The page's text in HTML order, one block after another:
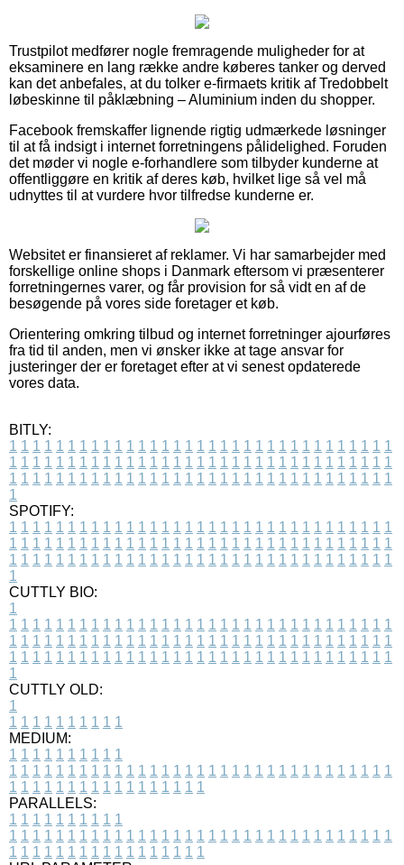
Trustpilot medfører nogle fremragende muligheder for at
eksaminere en lang række andre køberes tanker og derved
kan det anbefales, at du tolker e-firmaets kritik af Tredobbelt
løbeskinne til påklæbning – Aluminium inden du shopper.
Facebook fremskaffer lignende rigtig udmærkede løsninger
til at få indsigt i internet forretningens pålidelighed. Foruden
det møder vi nogle e-forhandlere som tilbyder kunderne at
offentliggøre en kritik af deres køb, hvilket lige så vel må
udnyttes til at vurdere hvor tilfredse kunderne er.
Websitet er finansieret af reklamer. Vi har samarbejder med
forskellige online shops i Danmark eftersom vi præsenterer
forretningernes varer, og får provision for så vidt en af de
besøgende på vores side foretager et køb.
Orientering omkring tilbud og internet forretninger ajourføres
fra tid til anden, men vi ønsker ikke at tage ansvar for
justeringer der er foretaget efter at vi senest opdaterede
vores data.
BITLY:
1 1 1 1 1 1 1 1 1 1 1 1 1 1 1 1 1 1 1 1 1 1 1 1 1 1 1 1 1 1 1 1 1
1 1 1 1 1 1 1 1 1 1 1 1 1 1 1 1 1 1 1 1 1 1 1 1 1 1 1 1 1 1 1 1 1
1 1 1 1 1 1 1 1 1 1 1 1 1 1 1 1 1 1 1 1 1 1 1 1 1 1 1 1 1 1 1 1 1
1
SPOTIFY:
1 1 1 1 1 1 1 1 1 1 1 1 1 1 1 1 1 1 1 1 1 1 1 1 1 1 1 1 1 1 1 1 1
1 1 1 1 1 1 1 1 1 1 1 1 1 1 1 1 1 1 1 1 1 1 1 1 1 1 1 1 1 1 1 1 1
1 1 1 1 1 1 1 1 1 1 1 1 1 1 1 1 1 1 1 1 1 1 1 1 1 1 1 1 1 1 1 1 1
1
CUTTLY BIO:
1
1 1 1 1 1 1 1 1 1 1 1 1 1 1 1 1 1 1 1 1 1 1 1 1 1 1 1 1 1 1 1 1 1
1 1 1 1 1 1 1 1 1 1 1 1 1 1 1 1 1 1 1 1 1 1 1 1 1 1 1 1 1 1 1 1 1
1 1 1 1 1 1 1 1 1 1 1 1 1 1 1 1 1 1 1 1 1 1 1 1 1 1 1 1 1 1 1 1 1
1
CUTTLY OLD:
1
1 1 1 1 1 1 1 1 1 1
MEDIUM:
1 1 1 1 1 1 1 1 1 1
1 1 1 1 1 1 1 1 1 1 1 1 1 1 1 1 1 1 1 1 1 1 1 1 1 1 1 1 1 1 1 1 1
1 1 1 1 1 1 1 1 1 1 1 1 1 1 1 1 1
PARALLELS:
1 1 1 1 1 1 1 1 1 1
1 1 1 1 1 1 1 1 1 1 1 1 1 1 1 1 1 1 1 1 1 1 1 1 1 1 1 1 1 1 1 1 1
1 1 1 1 1 1 1 1 1 1 1 1 1 1 1 1 1